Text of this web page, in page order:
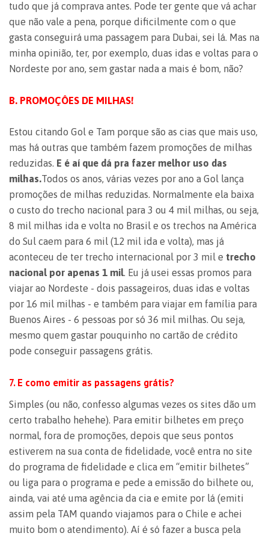
tudo que já comprava antes. Pode ter gente que vá achar
que não vale a pena, porque dificilmente com o que
gasta conseguirá uma passagem para Dubai, sei lá. Mas na
minha opinião, ter, por exemplo, duas idas e voltas para o
Nordeste por ano, sem gastar nada a mais é bom, não?
B. PROMOÇÔES DE MILHAS!
Estou citando Gol e Tam porque são as cias que mais uso,
mas há outras que também fazem promoções de milhas
reduzidas. E é aí que dá pra fazer melhor uso das
milhas.Todos os anos, várias vezes por ano a Gol lança
promoções de milhas reduzidas. Normalmente ela baixa
o custo do trecho nacional para 3 ou 4 mil milhas, ou seja,
8 mil milhas ida e volta no Brasil e os trechos na América
do Sul caem para 6 mil (12 mil ida e volta), mas já
aconteceu de ter trecho internacional por 3 mil e trecho
nacional por apenas 1 mil. Eu já usei essas promos para
viajar ao Nordeste - dois passageiros, duas idas e voltas
por 16 mil milhas - e também para viajar em família para
Buenos Aires - 6 pessoas por só 36 mil milhas. Ou seja,
mesmo quem gastar pouquinho no cartão de crédito
pode conseguir passagens grátis.
7. E como emitir as passagens grátis?
Simples (ou não, confesso algumas vezes os sites dão um
certo trabalho hehehe). Para emitir bilhetes em preço
normal, fora de promoções, depois que seus pontos
estiverem na sua conta de fidelidade, você entra no site
do programa de fidelidade e clica em “emitir bilhetes”
ou liga para o programa e pede a emissão do bilhete ou,
ainda, vai até uma agência da cia e emite por lá (emiti
assim pela TAM quando viajamos para o Chile e achei
muito bom o atendimento). Aí é só fazer a busca pela